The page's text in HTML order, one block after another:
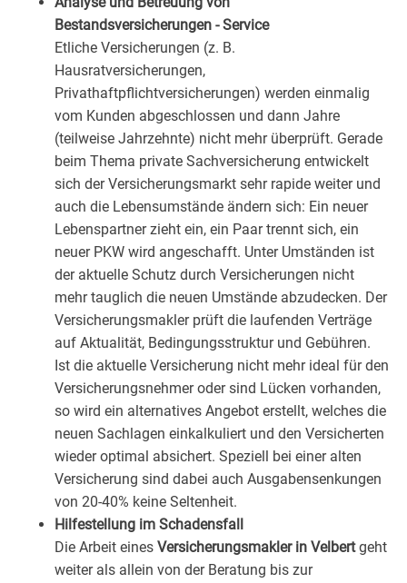
Bestandsversicherungen - Service
Etliche Versicherungen (z. B.
Hausratversicherungen,
Privathaftpflichtversicherungen) werden einmalig
vom Kunden abgeschlossen und dann Jahre
(teilweise Jahrzehnte) nicht mehr überprüft. Gerade
beim Thema private Sachversicherung entwickelt
sich der Versicherungsmarkt sehr rapide weiter und
auch die Lebensumstände ändern sich: Ein neuer
Lebenspartner zieht ein, ein Paar trennt sich, ein
neuer PKW wird angeschafft. Unter Umständen ist
der aktuelle Schutz durch Versicherungen nicht
mehr tauglich die neuen Umstände abzudecken. Der
Versicherungsmakler prüft die laufenden Verträge
auf Aktualität, Bedingungsstruktur und Gebühren.
Ist die aktuelle Versicherung nicht mehr ideal für den
Versicherungsnehmer oder sind Lücken vorhanden,
so wird ein alternatives Angebot erstellt, welches die
neuen Sachlagen einkalkuliert und den Versicherten
wieder optimal absichert. Speziell bei einer alten
Versicherung sind dabei auch Ausgabensenkungen
von 20-40% keine Seltenheit.
Hilfestellung im Schadensfall
Die Arbeit eines Versicherungsmakler in Velbertgeht
weiter als allein von der Beratung bis zur